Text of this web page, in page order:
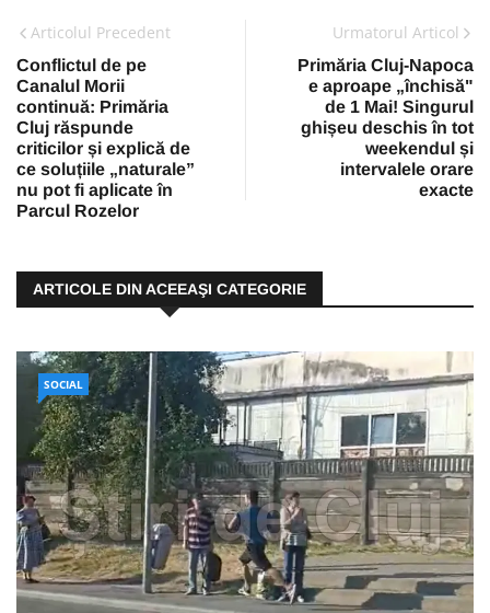
Articolul Precedent
Conflictul de pe
Canalul Morii
continuă: Primăria
Cluj răspunde
criticilor și explică de
ce soluțiile „naturale”
nu pot fi aplicate în
Parcul Rozelor
Urmatorul Articol
Primăria Cluj-Napoca
e aproape „închisă"
de 1 Mai! Singurul
ghișeu deschis în tot
weekendul și
intervalele orare
exacte
ARTICOLE DIN ACEEAŞI CATEGORIE
SOCIAL